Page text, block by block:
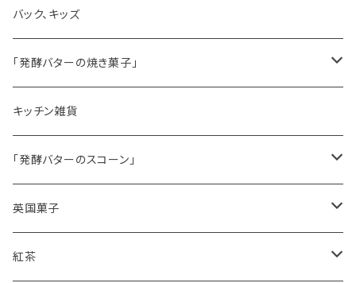
コンポート
ハマースレイ
バック、キッズ
「発酵バターの焼き菓子」
バターサンドクッキー
シードケーキ
レモンドリズルケーキ
オーガニックラベンダー
キッチン雑貨
「発酵バターのスコーン」
プレーンスコーン
スコーンギフト
アールグレイティースコーン
英国菓子
レモンドリズルケーキ
紅茶